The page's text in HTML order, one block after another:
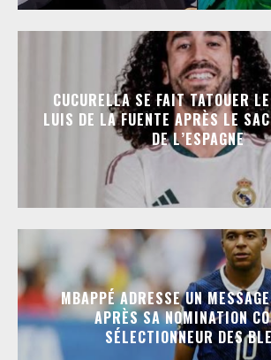
CUCURELLA SE FAIT TATOUER
LUIS DE LA FUENTE APRÈS LE
DE L’ESPAGNE
MBAPPÉ ADRESSE UN
APRÈS SA NOMINATION
SÉLECTIONNEUR DES